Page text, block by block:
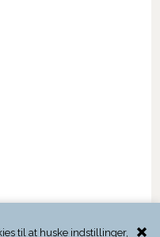
til at huske indstillinger,